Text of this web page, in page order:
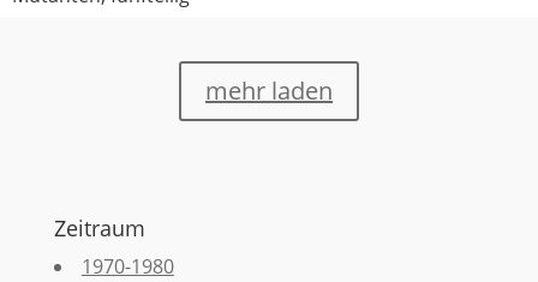
mehr laden
Zeitraum
1970-1980